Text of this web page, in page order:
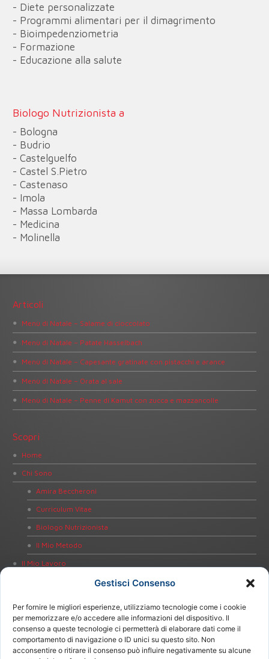
Gestisci Consenso
Per fornire le migliori esperienze, utilizziamo tecnologie come i cookie
per memorizzare e/o accedere alle informazioni del dispositivo. Il
consenso a queste tecnologie ci permetterà di elaborare dati come il
comportamento di navigazione o ID unici su questo sito. Non
acconsentire o ritirare il consenso può influire negativamente su alcune
- Diete personalizzate
- Programmi alimentari per il dimagrimento
- Bioimpedenziometria
- Formazione
- Educazione alla salute
Biologo Nutrizionista a
- Bologna
- Budrio
- Castelguelfo
- Castel S.Pietro
- Castenaso
- Imola
- Massa Lombarda
- Medicina
- Molinella
Articoli
Menù di Natale – Salame di cioccolato
Menù di Natale – Patate Hasselbach
Menù di Natale – Capesante gratinate con pistacchi e arance
Menù di Natale – Orata al sale
Menù di Natale – Penne di Kamut con zucca e mazzancolle
Scopri
Home
Chi Sono
Amira Beccheroni
Curriculum Vitae
Biologo Nutrizionista
Il Mio Metodo
Il Mio Lavoro
Dieta Personalizzata
Bioimpedenziometria
Test Intolleranze Alimentari
Test Celiachia